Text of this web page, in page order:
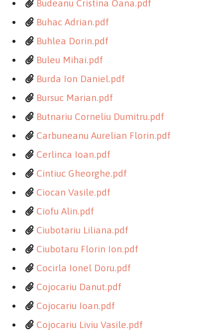
Budeanu Cristina Oana.pdf
Buhac Adrian.pdf
Buhlea Dorin.pdf
Buleu Mihai.pdf
Burda Ion Daniel.pdf
Bursuc Marian.pdf
Butnariu Corneliu Dumitru.pdf
Carbuneanu Aurelian Florin.pdf
Cerlinca Ioan.pdf
Cintiuc Gheorghe.pdf
Ciocan Vasile.pdf
Ciofu Alin.pdf
Ciubotariu Liliana.pdf
Ciubotaru Florin Ion.pdf
Cocirla Ionel Doru.pdf
Cojocariu Danut.pdf
Cojocariu Ioan.pdf
Cojocariu Liviu Vasile.pdf